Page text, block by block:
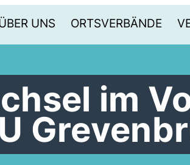
UNS ORTSVERBÄNDE
im